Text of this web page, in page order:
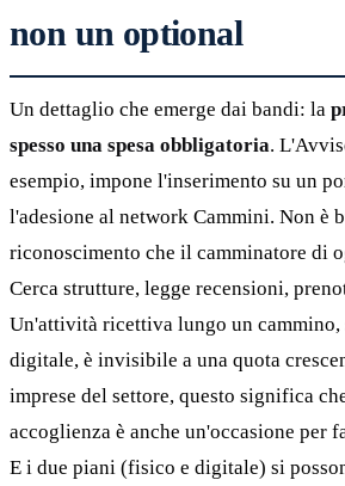
non un optional
Un dettaglio che emerge dai bandi: la
spesso una spesa obbligatoria.
esempio, impone l'inserimento su un
l'adesione al network Cammini. Non è
riconoscimento che il camminatore di
Cerca strutture, legge recensioni,
Un'attività ricettiva lungo un cammino,
digitale, è invisibile a una quota
imprese del settore, questo significa
accoglienza è anche un'occasione per
E i due piani (fisico e digitale) si